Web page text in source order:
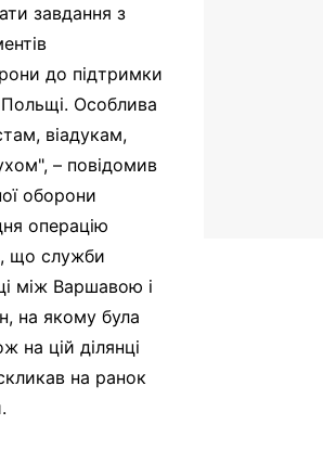
завдання з
до підтримки
Польщі. Особлива
віадукам,
– повідомив
оборони
операцію
що служби
між Варшавою і
на якому була
на цій ділянці
на ранок